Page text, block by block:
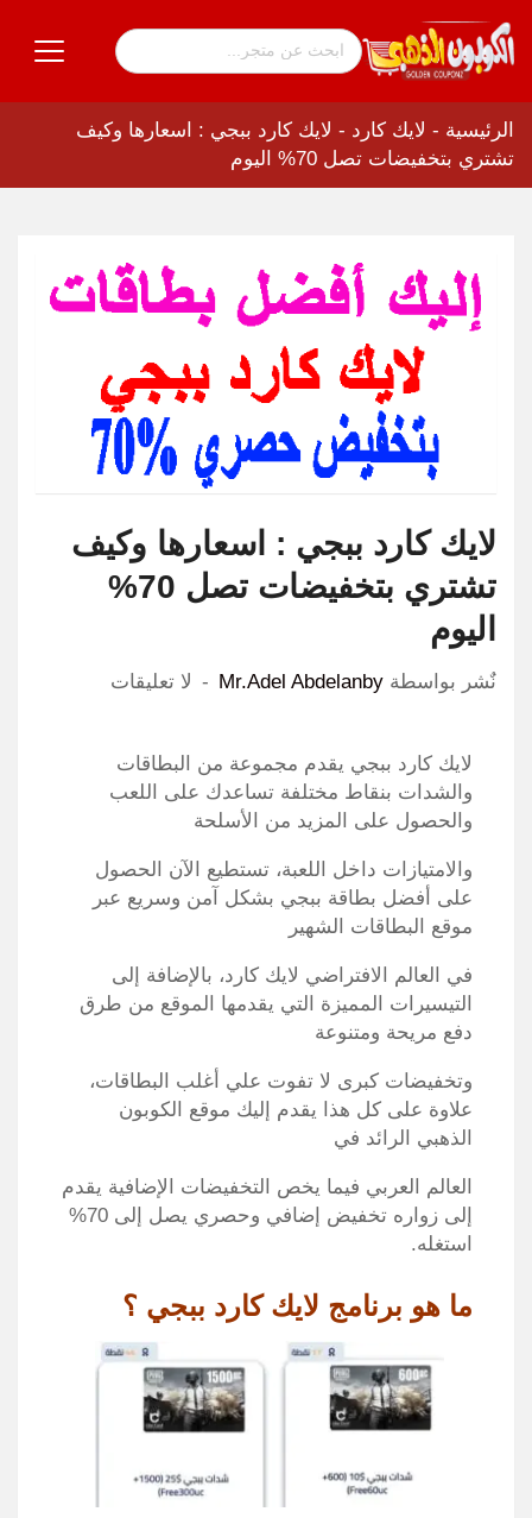
الرئيسية - لايك كارد - لايك كارد ببجي : اسعارها وكيف
تشتري بتخفيضات تصل 70% اليوم
لايك كارد ببجي : اسعارها وكيف
تشتري بتخفيضات تصل 70%
اليوم
نٌشر بواسطة Mr.Adel Abdelanby لا تعليقات
لايك كارد ببجي يقدم مجموعة من البطاقات
والشدات بنقاط مختلفة تساعدك على اللعب
والحصول على المزيد من الأسلحة
والامتيازات داخل اللعبة، تستطيع الآن الحصول
على أفضل بطاقة ببجي بشكل آمن وسريع عبر
موقع البطاقات الشهير
في العالم الافتراضي لايك كارد، بالإضافة إلى
التيسيرات المميزة التي يقدمها الموقع من طرق
دفع مريحة ومتنوعة
وتخفيضات كبرى لا تفوت علي أغلب البطاقات،
علاوة على كل هذا يقدم إليك موقع الكوبون
الذهبي الرائد في
العالم العربي فيما يخص التخفيضات الإضافية يقدم
إلى زواره تخفيض إضافي وحصري يصل إلى 70%
استغله.
ما هو برنامج لايك كارد ببجي ؟